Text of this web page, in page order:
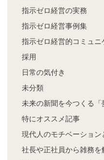
指示ゼロ経営の実務
指示ゼロ経営事例集
指示ゼロ経営的コミュニ
採用
日常の気付き
未分類
未来の新聞を今つくる「
特にオススメ記事
現代人のモチベーション
社長や正社員から雑務